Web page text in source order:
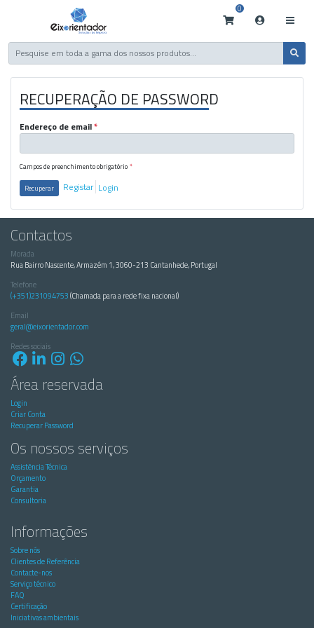
0
RECUPERAÇÃO DE PASSWORD
Endereço de email*
Campos de preenchimento obrigatório *
Recuperar Registar Login
Contactos
Morada
Rua Bairro Nascente, Armazém 1, 3060-213 Cantanhede, Portugal
Telefone
(+351)231094753(Chamada para a rede fixa nacional)
Email
geral@eixorientador.com
Redes sociais
Área reservada
Login
Criar Conta
Recuperar Password
Os nossos serviços
Assistência Técnica
Orçamento
Garantia
Consultoria
Informações
Sobre nós
Clientes de Referência
Contacte-nos
Serviço técnico
FAQ
Certificação
Iniciativas ambientais